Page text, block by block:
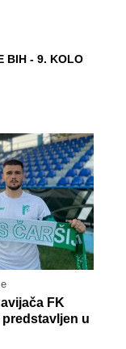
BIH - 9. KOLO
FK
u